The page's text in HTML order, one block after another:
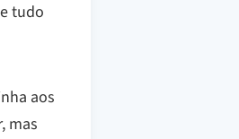
tudo
aos
mas